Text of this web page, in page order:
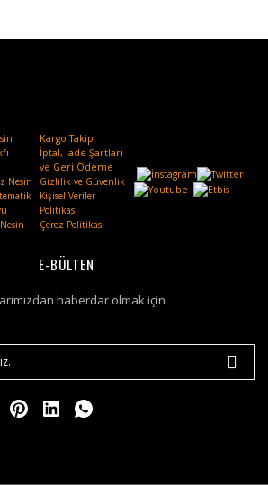
Nesin
Kargo Takip
İptal, İade Şartları
ve Geri Ödeme
Gizlilik ve Güvenlik
Kişisel Veriler
Politikası
Çerez Politikası
E-BÜLTEN
haberdar olmak için